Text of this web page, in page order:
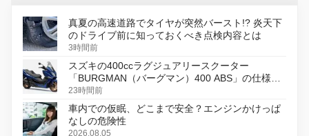
真夏の高速道路でタイヤが突然バースト!? 炎天下
のドライブ前に知っておくべき点検内容とは
3時間前
スズキの400ccラグジュアリースクーター
「BURGMAN（バーグマン）400 ABS」の仕様を
変更し、8月18日に発売
23時間前
車内での仮眠、どこまで安全？エンジンかけっぱ
なしの危険性
2026.08.05